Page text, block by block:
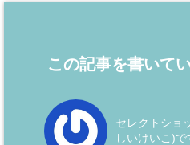
この記事を書いて
セレクトショ
しいけいこ)